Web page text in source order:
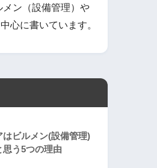
ン（設備管理）や
心に書いています。
はビルメン(設備管理)
思う5つの理由